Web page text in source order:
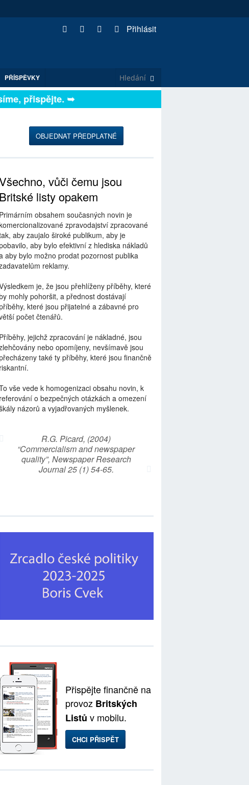
Přihlásit
PŘÍSPĚVKY
přispějte. ➥
OBJEDNAT PŘEDPLATNÉ
vůči čemu jsou
Britské listy opakem
Primárním obsahem současných novin je
zpravodajství zpracované
aby zaujalo široké publikum, aby je
aby bylo efektivní z hlediska nákladů
aby bylo možno prodat pozornost publika
reklamy.
je, že jsou přehlíženy příběhy, které
mohly pohoršit, a přednost dostávají
které jsou přijatelné a zábavné pro
počet čtenářů.
Příběhy, jejichž zpracování je nákladné, jsou
nebo opomíjeny, nevšímavě jsou
také ty příběhy, které jsou finančně
riskantní.
vše vede k homogenizaci obsahu novin, k
referování o bezpečných otázkách a omezení
názorů a vyjadřovaných myšlenek.
R.G. Picard, (2004)
“Commercialism and newspaper
quality”, Newspaper Research
Journal 25 (1) 54-65.
Přispějte finančně na
provoz Britských
Listů v mobilu.
CHCI PŘISPĚT